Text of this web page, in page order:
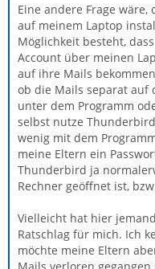
Eine andere Frage
auf meinem Laptop
Möglichkeit besteht,
Account über meinen
auf ihre Mails
ob die Mails separat auf
unter dem Programm
selbst nutze
wenig mit dem
meine Eltern ein
Thunderbird ja
Rechner geöffnet ist,
Vielleicht hat hier
Ratschlag für mich. Ich
möchte meine Eltern